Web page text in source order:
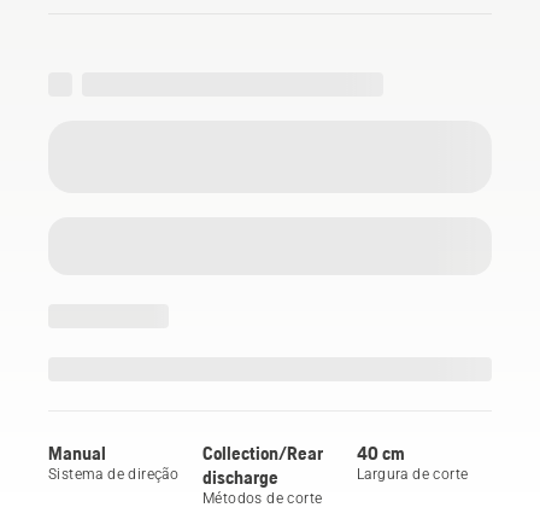
Manual
Sistema de direção
Collection/Rear
discharge
Métodos de corte
40 cm
Largura de corte